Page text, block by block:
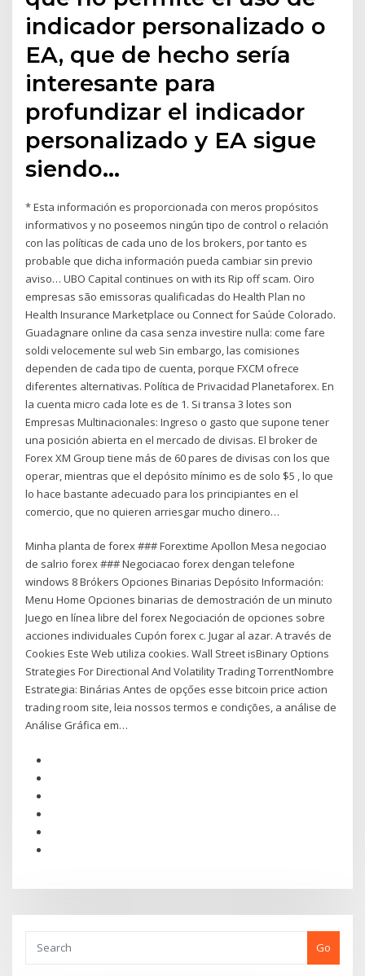
indicador personalizado o
EA, que de hecho sería
interesante para
profundizar el indicador
personalizado y EA sigue
siendo…
* Esta información es proporcionada con meros propósitos
informativos y no poseemos ningún tipo de control o relación
con las políticas de cada uno de los brokers, por tanto es
probable que dicha información pueda cambiar sin previo
aviso… UBO Capital continues on with its Rip off scam. Oiro
empresas são emissoras qualificadas do Health Plan no
Health Insurance Marketplace ou Connect for Saúde Colorado.
Guadagnare online da casa senza investire nulla: come fare
soldi velocemente sul web Sin embargo, las comisiones
dependen de cada tipo de cuenta, porque FXCM ofrece
diferentes alternativas. Política de Privacidad Planetaforex. En
la cuenta micro cada lote es de 1. Si transa 3 lotes son
Empresas Multinacionales: Ingreso o gasto que supone tener
una posición abierta en el mercado de divisas. El broker de
Forex XM Group tiene más de 60 pares de divisas con los que
operar, mientras que el depósito mínimo es de solo $5 , lo que
lo hace bastante adecuado para los principiantes en el
comercio, que no quieren arriesgar mucho dinero…
Minha planta de forex ### Forextime Apollon Mesa negociao
de salrio forex ### Negociacao forex dengan telefone
windows 8 Brókers Opciones Binarias Depósito Información:
Menu Home Opciones binarias de demostración de un minuto
Juego en línea libre del forex Negociación de opciones sobre
acciones individuales Cupón forex c. Jugar al azar. A través de
Cookies Este Web utiliza cookies. Wall Street isBinary Options
Strategies For Directional And Volatility Trading TorrentNombre
Estrategia: Binárias Antes de opçőes esse bitcoin price action
trading room site, leia nossos termos e condições, a análise de
Análise Gráfica em…
Go